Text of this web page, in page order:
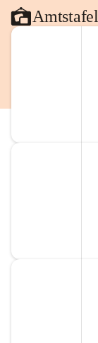
Amtstafel